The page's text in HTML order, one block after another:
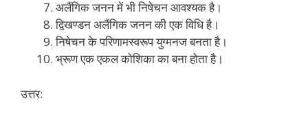
अलैंगिक जनन में भी निषेचन आवश्यक है।
द्विखण्डन अलैंगिक जनन की एक विधि है।
निषेचन के परिणामस्वरूप युग्मनज बनता है।
भ्रूण एक एकल कोशिका का बना होता है।
उत्तर: